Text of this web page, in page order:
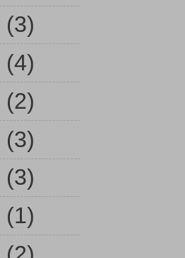
(3)
(4)
(2)
(3)
(3)
(1)